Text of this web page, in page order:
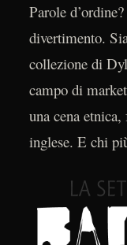
Parole
divertimento.
collezione di
campo di
una cena
inglese. E chi